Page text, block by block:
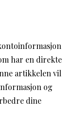
har en direkte
artikkelen vil
og
dine